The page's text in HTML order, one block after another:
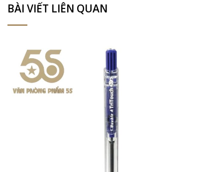
BÀI VIẾT LIÊN QUAN